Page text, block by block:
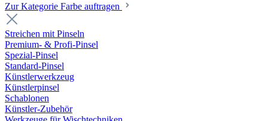
Zur Kategorie Farbe auftragen
Streichen mit Pinseln
Premium- & Profi-Pinsel
Spezial-Pinsel
Standard-Pinsel
Künstlerwerkzeug
Künstlerpinsel
Schablonen
Künstler-Zubehör